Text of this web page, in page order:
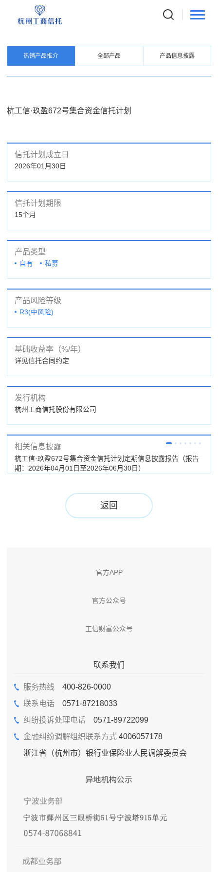
信托产品
热销产品推介 全部产品 产品信息披露
杭工信·玖盈672号集合资金信托计划
信托计划成立日
2026年01月30日
信托计划期限
15个月
产品类型
自有 私募
产品风险等级
R3(中风险)
基础收益率（%/年）
详见信托合同约定
发行机构
杭州工商信托股份有限公司
相关信息披露
杭工信·玖盈672号集合资金信托计划定期信息披露报告（报告
期：2026年04月01日至2026年06月30日）
返回
官方APP
官方公众号
工信财富公众号
联系我们
服务热线 400-826-0000
联系电话0571-87218033
纠纷投诉处理电话0571-89722099
金融纠纷调解组织联系方式4006057178
浙江省（杭州市）银行业保险业人民调解委员会